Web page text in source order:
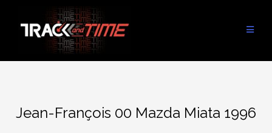
contenu
Jean-François 00 Mazda Miata 1996